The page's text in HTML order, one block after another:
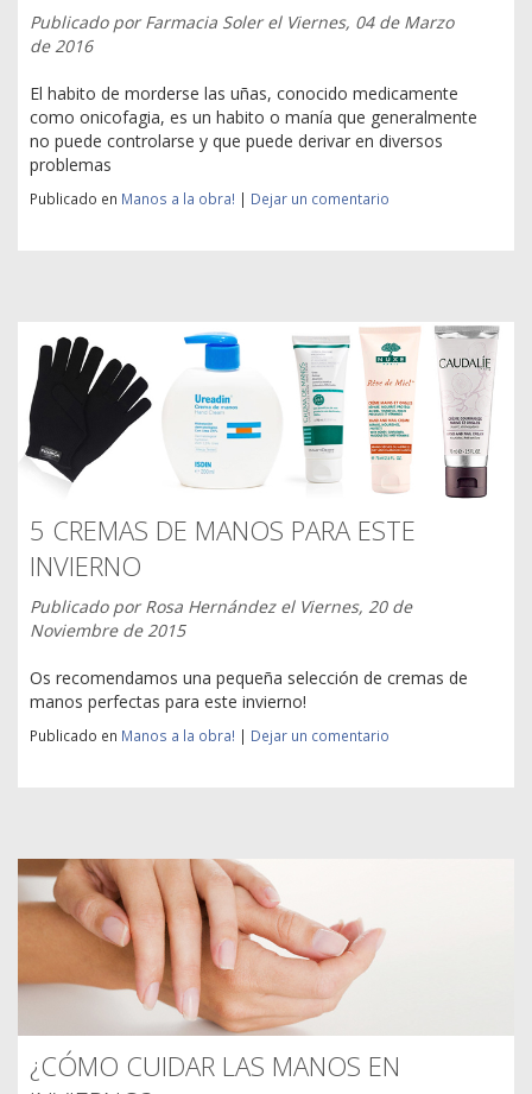
Publicado porFarmacia Solerel Viernes, 04 de Marzo
de 2016
El habito de morderse las uñas, conocido medicamente
como onicofagia, es un habito o manía que generalmente
no puede controlarse y que puede derivar en diversos
problemas
Publicado en Manos a la obra! | Dejar un comentario
5 CREMAS DE MANOS PARA ESTE
INVIERNO
Publicado porRosa Hernándezel Viernes, 20 de
Noviembre de 2015
Os recomendamos una pequeña selección de cremas de
manos perfectas para este invierno!
Publicado en Manos a la obra! | Dejar un comentario
¿CÓMO CUIDAR LAS MANOS EN